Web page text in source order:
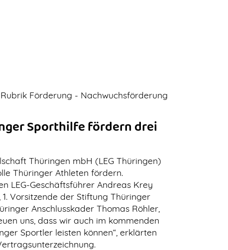
Förderung - Nachwuchsförderung
Sporthilfe fördern drei
Thüringen mbH (LEG Thüringen)
Thüringer Athleten fördern.
LEG-Geschäftsführer Andreas Krey
Vorsitzende der Stiftung Thüringer
Anschlusskader Thomas Röhler,
uns, dass wir auch im kommenden
Sportler leisten können“, erklärten